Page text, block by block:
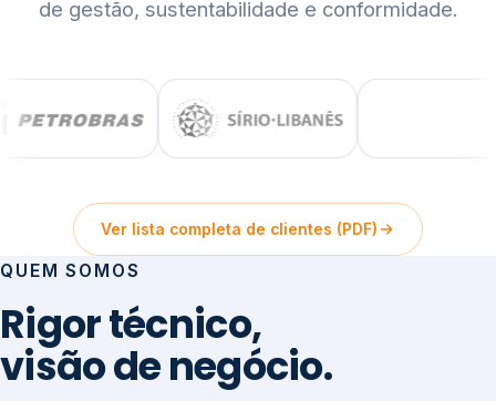
de gestão, sustentabilidade e conformidade.
Ver lista completa de clientes (PDF)
QUEM SOMOS
Rigor técnico,
visão de negócio.